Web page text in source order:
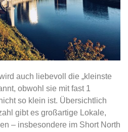
auch liebevoll die „kleinste
obwohl sie mit fast 1
so klein ist. Übersichtlich
gibt es großartige Lokale,
– insbesondere im Short North